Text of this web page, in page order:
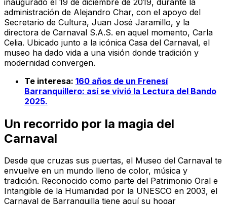
administración de Alejandro Char, con el apoyo del
Secretario de Cultura, Juan José Jaramillo, y la
directora de Carnaval S.A.S. en aquel momento, Carla
Celia. Ubicado junto a la icónica Casa del Carnaval, el
museo ha dado vida a una visión donde tradición y
modernidad convergen.
Te interesa: 160 años de un Frenesí
Barranquillero: así se vivió la Lectura del Bando
2025.
Un recorrido por la magia del
Carnaval
Desde que cruzas sus puertas, el Museo del Carnaval te
envuelve en un mundo lleno de color, música y
tradición. Reconocido como parte del Patrimonio Oral e
Intangible de la Humanidad por la UNESCO en 2003, el
Carnaval de Barranquilla tiene aquí su hogar